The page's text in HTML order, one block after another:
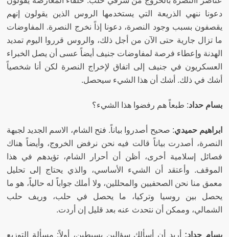
دعونا ننهي الذريعة التي يستخدمها الروس الذين يقولون إنهم
يقصفون بسبب وجود النصرة، دعونا إذاً نخرج النصرة.
المفاوضات
ما تزال جارية حتى الآن من أجل ذلك، والروس قرروا اليوم تمديد
الهدنة وإعطاء فرصة لمفاوضات جنيف أيضاً عسى أن يصل الخبراء
العسكريون في جنيف إلى اتفاق لإخراج النصرة لكن أنا شخصياً
أشك في ذلك. أشك أن هذا الشيء سيحصل.
بسام حداد: طبعاً هم رفضوا هذا الشيء؟
ابراهيم حميدي: صحيح أصدروا بياناً. فتح الشام، الاسم الجديد لجبهة
النصرة، أصدرت بياناً قالت فيه نحن نرفض الخروج، وأيضاً هناك
فصائل إسلامية أخرى، أظن أن أحرار الشام، تؤيدهم في هذا
الموقف. وأعتقد أن الشيء الأساسي، والذي يحتاج إلى تحليل
معمق منا نحن الصحفيين والمحللين، ولا أملك جواباً له حالياً، هو ما
يحصل بين روسيا وتركيا، ما يحصل في حلب، وريف حلب
الشمالي، وممكن أن نتحدث عنه بعد قليل إن أردت.
بسام حداد: أريد أن أسألك سؤالين بسيطين، أولاً: مسألة التوزيع